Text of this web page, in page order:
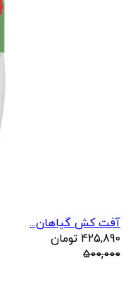
آفت کش گیاهان...
425,890 تومان
500,000